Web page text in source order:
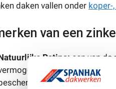
daken vallen onder koper-
van een
Patina: een van
om na verloop van
het zink tegen